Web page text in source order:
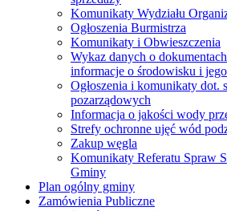
Komunikaty Wydziału
Ogłoszenia Burmistrza
Komunikaty i Obwieszczenia
Wykaz danych o
informacje o środowisku i
Ogłoszenia i komunikaty dot.
pozarządowych
Informacja o jakości wody
Strefy ochronne ujęć wód
Zakup węgla
Komunikaty Referatu Spraw
Gminy
Plan ogólny gminy
Zamówienia Publiczne